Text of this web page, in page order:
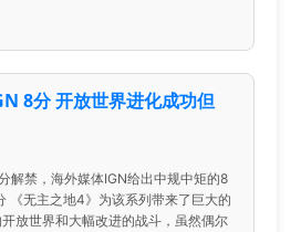
8分 开放世界进化成功但
解禁，海外媒体IGN给出中规中矩的8
《无主之地4》为该系列带来了巨大的
放世界和大幅改进的战斗，虽然偶尔